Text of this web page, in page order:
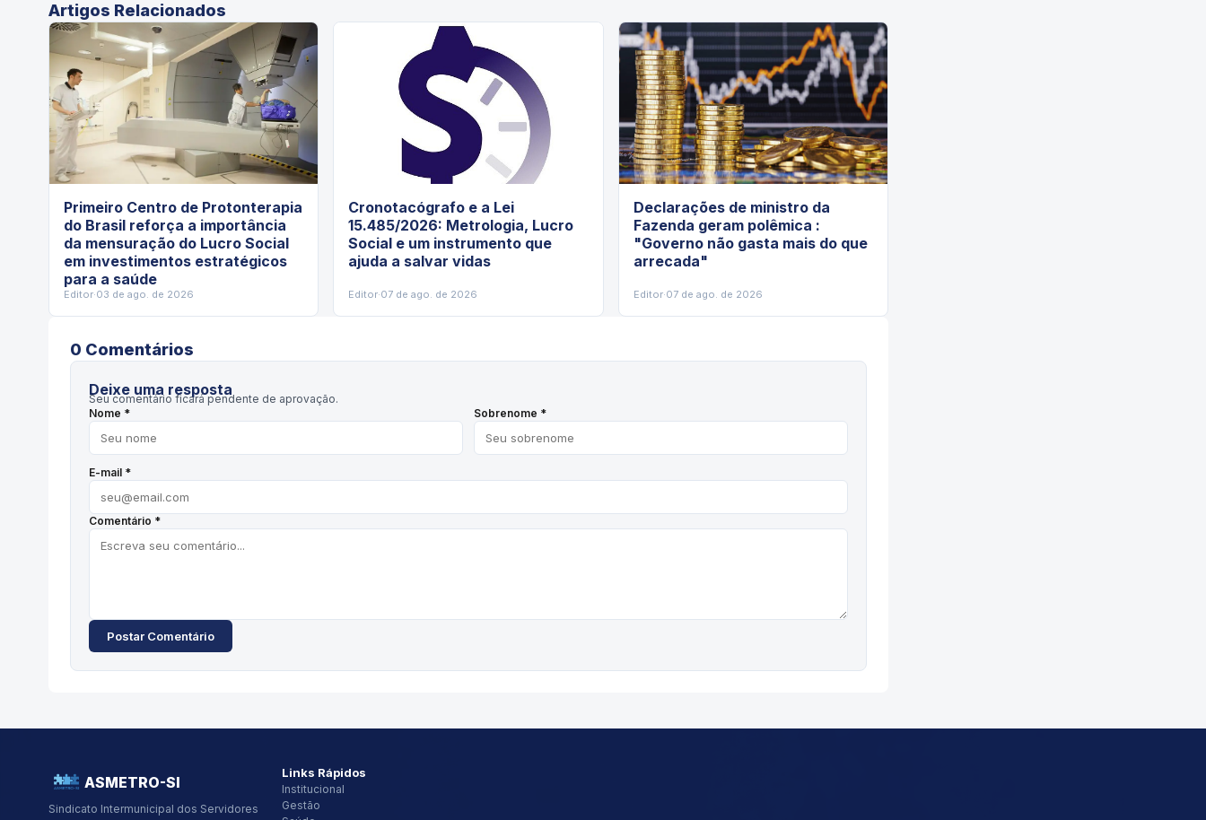
Artigos Relacionados
Primeiro Centro de Protonterapia
do Brasil reforça a importância
da mensuração do Lucro Social
em investimentos estratégicos
para a saúde
Editor·03 de ago. de 2026
Cronotacógrafo e a Lei
15.485/2026: Metrologia, Lucro
Social e um instrumento que
ajuda a salvar vidas
Editor·07 de ago. de 2026
Declarações de ministro da
Fazenda geram polêmica :
"Governo não gasta mais do que
arrecada"
Editor·07 de ago. de 2026
0 Comentários
Deixe uma resposta
Seu comentário ficará pendente de aprovação.
Nome *
Sobrenome *
E-mail *
Comentário *
Postar Comentário
ASMETRO-SI
Sindicato Intermunicipal dos Servidores
Links Rápidos
Institucional
Gestão